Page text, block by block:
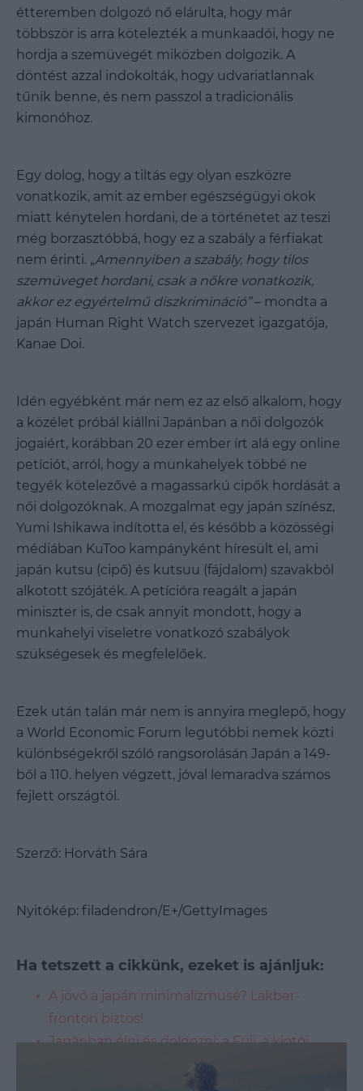
étteremben dolgozó nő elárulta, hogy már
többször is arra kötelezték a munkaadói, hogy ne
hordja a szemüvegét miközben dolgozik. A
döntést azzal indokolták, hogy udvariatlannak
tűnik benne, és nem passzol a tradicionális
kimonóhoz.
Egy dolog, hogy a tiltás egy olyan eszközre
vonatkozik, amit az ember egészségügyi okok
miatt kénytelen hordani, de a történetet az teszi
még borzasztóbbá, hogy ez a szabály a férfiakat
nem érinti. „Amennyiben a szabály, hogy tilos
szemüveget hordani, csak a nőkre vonatkozik,
akkor ez egyértelmű diszkrimináció”– mondta a
japán Human Right Watch szervezet igazgatója,
Kanae Doi.
Idén egyébként már nem ez az első alkalom, hogy
a közélet próbál kiállni Japánban a női dolgozók
jogaiért, korábban 20 ezer ember írt alá egy online
petíciót, arról, hogy a munkahelyek többé ne
tegyék kötelezővé a magassarkú cipők hordását a
női dolgozóknak. A mozgalmat egy japán színész,
Yumi Ishikawa indította el, és később a közösségi
médiában KuToo kampányként híresült el, ami
japán kutsu (cipő) és kutsuu (fájdalom) szavakból
alkotott szójáték. A petícióra reagált a japán
miniszter is, de csak annyit mondott, hogy a
munkahelyi viseletre vonatkozó szabályok
szükségesek és megfelelőek.
Ezek után talán már nem is annyira meglepő, hogy
a World Economic Forum legutóbbi nemek közti
különbségekről szóló rangsorolásán Japán a 149-
ből a 110. helyen végzett, jóval lemaradva számos
fejlett országtól.
Szerző: Horváth Sára
Nyitókép: filadendron/E+/GettyImages
Ha tetszett a cikkünk, ezeket is ajánljuk:
A jövő a japán minimalizmusé? Lakber-
fronton biztos!
Japánban élni és dolgozni: a Fuji, a kiotói
gésák és a feszített munkatempó hazája